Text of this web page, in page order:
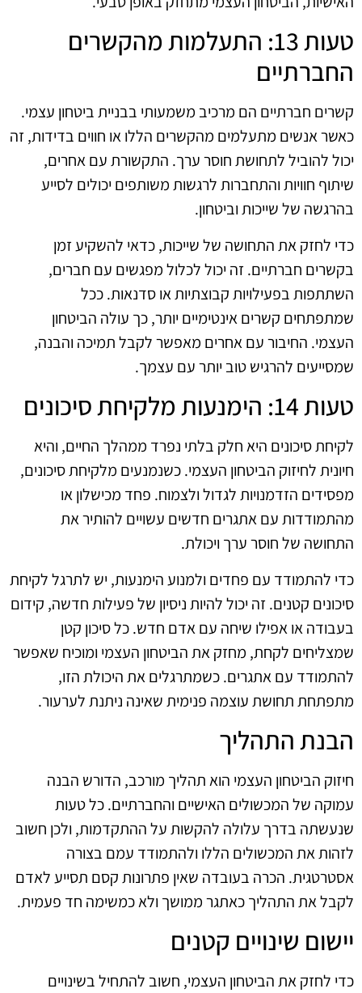
טעות 13: התעלמות מהקשרים
החברתיים
קשרים חברתיים הם מרכיב משמעותי בבניית ביטחון עצמי.
כאשר אנשים מתעלמים מהקשרים הללו או חווים בדידות, זה
יכול להוביל לתחושת חוסר ערך. התקשורת עם אחרים,
שיתוף חוויות והתחברות לרגשות משותפים יכולים לסייע
בהרגשה של שייכות וביטחון.
כדי לחזק את התחושה של שייכות, כדאי להשקיע זמן
בקשרים חברתיים. זה יכול לכלול מפגשים עם חברים,
השתתפות בפעילויות קבוצתיות או סדנאות. ככל
שמתפתחים קשרים אינטימיים יותר, כך עולה הביטחון
העצמי. החיבור עם אחרים מאפשר לקבל תמיכה והבנה,
שמסייעים להרגיש טוב יותר עם עצמך.
טעות 14: הימנעות מלקיחת סיכונים
לקיחת סיכונים היא חלק בלתי נפרד ממהלך החיים, והיא
חיונית לחיזוק הביטחון העצמי. כשנמנעים מלקיחת סיכונים,
מפסידים הזדמנויות לגדול ולצמוח. פחד מכישלון או
מהתמודדות עם אתגרים חדשים עשויים להותיר את
התחושה של חוסר ערך ויכולת.
כדי להתמודד עם פחדים ולמנוע הימנעות, יש לתרגל לקיחת
סיכונים קטנים. זה יכול להיות ניסיון של פעילות חדשה, קידום
בעבודה או אפילו שיחה עם אדם חדש. כל סיכון קטן
שמצליחים לקחת, מחזק את הביטחון העצמי ומוכיח שאפשר
להתמודד עם אתגרים. כשמתרגלים את היכולת הזו,
מתפתחת תחושת עוצמה פנימית שאינה ניתנת לערעור.
הבנת התהליך
חיזוק הביטחון העצמי הוא תהליך מורכב, הדורש הבנה
עמוקה של המכשולים האישיים והחברתיים. כל טעות
שנעשתה בדרך עלולה להקשות על ההתקדמות, ולכן חשוב
לזהות את המכשולים הללו ולהתמודד עמם בצורה
אסטרטגית. הכרה בעובדה שאין פתרונות קסם תסייע לאדם
לקבל את התהליך כאתגר ממושך ולא כמשימה חד פעמית.
יישום שינויים קטנים
כדי לחזק את הביטחון העצמי, חשוב להתחיל בשינויים